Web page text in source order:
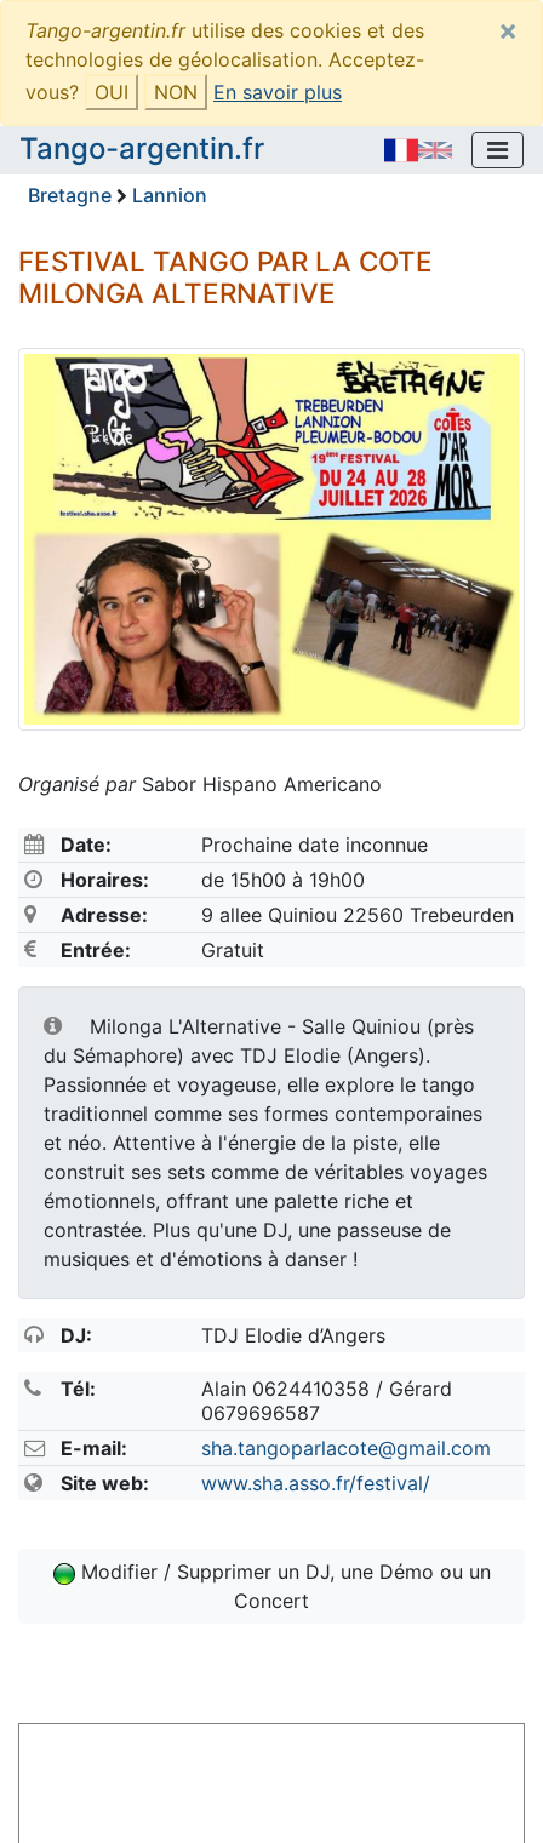
Tango-argentin.frutilise des cookies et des
technologies de géolocalisation. Acceptez-
vous?
OUI NON En savoir plus
×
Tango-argentin.fr
Bretagne Lannion
FESTIVAL TANGO PAR LA COTE
MILONGA ALTERNATIVE
Organisé parSabor Hispano Americano
Date:
Prochaine date inconnue
Horaires:
de 15h00 à 19h00
Adresse:
9 allee Quiniou 22560 Trebeurden
Entrée:
Gratuit
Milonga L'Alternative - Salle Quiniou (près
du Sémaphore) avec TDJ Elodie (Angers).
Passionnée et voyageuse, elle explore le tango
traditionnel comme ses formes contemporaines
et néo. Attentive à l'énergie de la piste, elle
construit ses sets comme de véritables voyages
émotionnels, offrant une palette riche et
contrastée. Plus qu'une DJ, une passeuse de
musiques et d'émotions à danser !
DJ: TDJ Elodie d’Angers
Tél:
Alain 0624410358 / Gérard
0679696587
E-mail:
sha.tangoparlacote@gmail.com
Site web:
www.sha.asso.fr/festival/
Modifier / Supprimer un DJ, une Démo ou un
Concert